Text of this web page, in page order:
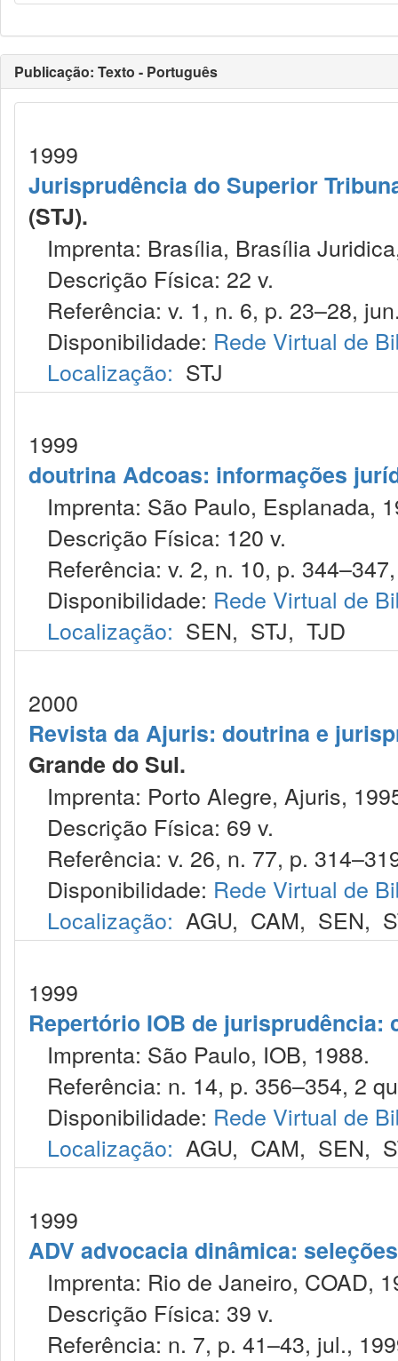
Publicação: Texto - Português
1999
Jurisprudência do Superior
(STJ).
Imprenta: Brasília, Brasília
Descrição Física: 22 v.
Referência: v. 1, n. 6, p. 23–28,
Disponibilidade: Rede Virtual de
Localização: STJ
1999
doutrina Adcoas: informações
Imprenta: São Paulo, Esplanada,
Descrição Física: 120 v.
Referência: v. 2, n. 10, p.
Disponibilidade: Rede Virtual de
Localização: SEN, STJ, TJD
2000
Revista da Ajuris: doutrina e
Grande do Sul.
Imprenta: Porto Alegre, Ajuris,
Descrição Física: 69 v.
Referência: v. 26, n. 77, p.
Disponibilidade: Rede Virtual de
Localização: AGU, CAM, SEN,
1999
Repertório IOB de
Imprenta: São Paulo, IOB, 1988.
Referência: n. 14, p. 356–354, 2
Disponibilidade: Rede Virtual de
Localização: AGU, CAM, SEN,
1999
ADV advocacia dinâmica:
Imprenta: Rio de Janeiro, COAD,
Descrição Física: 39 v.
Referência: n. 7, p. 41–43, jul.,